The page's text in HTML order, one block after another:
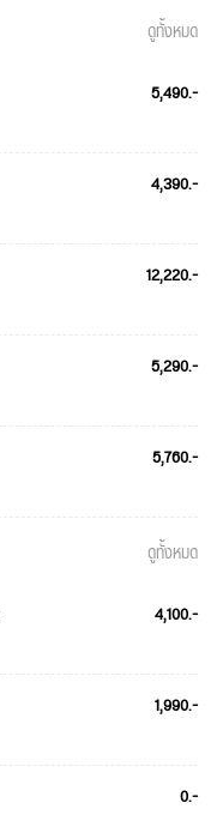
ดูทั้งหมด
5,490.-
4,390.-
12,220.-
5,290.-
5,760.-
ดูทั้งหมด
4,100.-
1,990.-
0.-